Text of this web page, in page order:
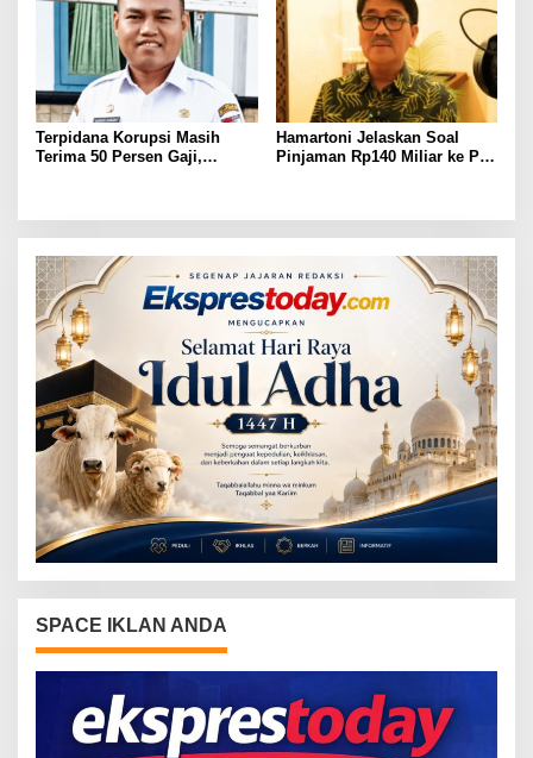
Terpidana Korupsi Masih
Terima 50 Persen Gaji,
Hamartoni Jelaskan Soal
Pinjaman Rp140 Miliar ke PT
SPACE IKLAN ANDA